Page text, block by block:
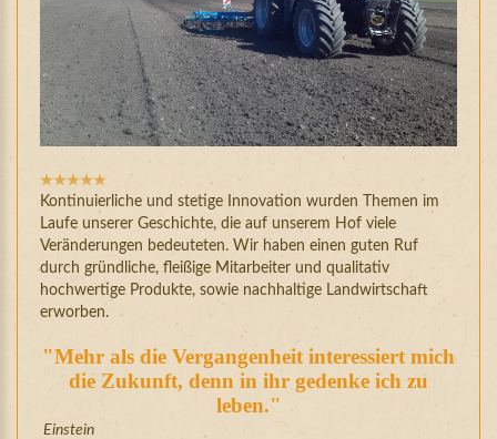
Bewertung:
Kontinuierliche und stetige Innovation wurden Themen im
Laufe unserer Geschichte, die auf unserem Hof viele
Veränderungen bedeuteten. Wir haben einen guten Ruf
durch gründliche, fleißige Mitarbeiter und qualitativ
hochwertige Produkte, sowie nachhaltige Landwirtschaft
erworben.
"Mehr als die Vergangenheit interessiert mich
die Zukunft, denn in ihr gedenke ich zu
leben."
Einstein